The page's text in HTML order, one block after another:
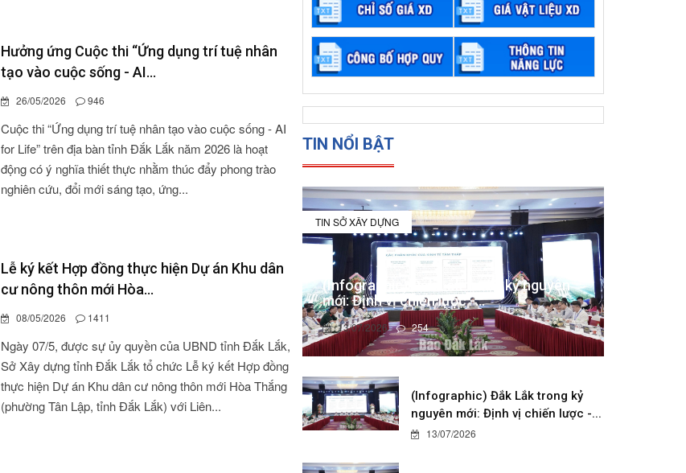
Hưởng ứng Cuộc thi “Ứng dụng trí tuệ nhân
tạo vào cuộc sống - AI...
26/05/2026 946
Cuộc thi “Ứng dụng trí tuệ nhân tạo vào cuộc sống - AI
for Life” trên địa bàn tỉnh Đắk Lắk năm 2026 là hoạt
động có ý nghĩa thiết thực nhằm thúc đẩy phong trào
nghiên cứu, đổi mới sáng tạo, ứng...
Lễ ký kết Hợp đồng thực hiện Dự án Khu dân
cư nông thôn mới Hòa...
08/05/2026 1411
Ngày 07/5, được sự ủy quyền của UBND tỉnh Đắk Lắk,
Sở Xây dựng tỉnh Đắk Lắk tổ chức Lễ ký kết Hợp đồng
thực hiện Dự án Khu dân cư nông thôn mới Hòa Thắng
(phường Tân Lập, tỉnh Đắk Lắk) với Liên...
TIN NỔI BẬT
TIN SỞ XÂY DỰNG
(Infographic) Đắk Lắk trong kỷ nguyên
mới: Định vị chiến lược -...
13/07/2026 254
(Infographic) Đắk Lắk trong kỷ
nguyên mới: Định vị chiến lược -...
13/07/2026